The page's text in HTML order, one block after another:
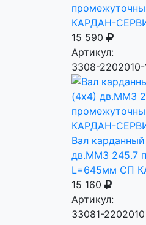
КАРДАН-
15 590
Артикул:
3308-2202010-
Вал
дв.ММЗ 245.7
L=645мм СП
15 160
Артикул:
33081-2202010